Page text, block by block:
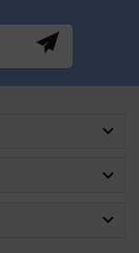


